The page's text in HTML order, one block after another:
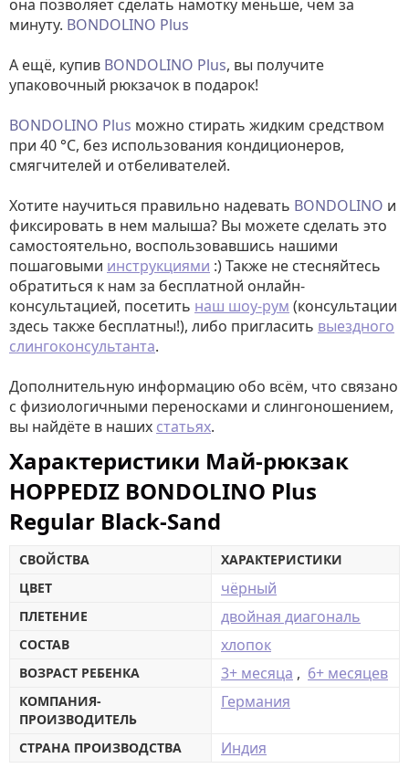
она позволяет сделать намотку меньше, чем за
минуту. BONDOLINO Plus
А ещё, купив BONDOLINO Plus, вы получите
упаковочный рюкзачок в подарок!
BONDOLINO Plus можно стирать жидким средством
при 40 °C, без использования кондиционеров,
смягчителей и отбеливателей.
Хотите научиться правильно надевать BONDOLINO и
фиксировать в нем малыша? Вы можете сделать это
самостоятельно, воспользовавшись нашими
пошаговыми инструкциями :) Также не стесняйтесь
обратиться к нам за бесплатной онлайн-
консультацией, посетить наш шоу-рум (консультации
здесь также бесплатны!), либо пригласить выездного
слингоконсультанта.
Дополнительную информацию обо всём, что связано
с физиологичными переносками и слингоношением,
вы найдёте в наших статьях.
Характеристики Май-рюкзак
HOPPEDIZ BONDOLINO Plus
Regular Black-Sand
СВОЙСТВА
ХАРАКТЕРИСТИКИ
ЦВЕТ
чёрный
ПЛЕТЕНИЕ двойная диагональ
СОСТАВ хлопок
ВОЗРАСТ РЕБЕНКА 3+ месяца , 6+ месяцев
КОМПАНИЯ-
ПРОИЗВОДИТЕЛЬ
Германия
СТРАНА ПРОИЗВОДСТВА Индия